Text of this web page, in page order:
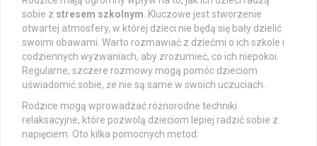
sobie z stresem szkolnym. Kluczowe jest stworzenie
otwartej atmosfery, w której dzieci nie będą się bały dzielić
swoimi obawami. Warto rozmawiać z dziećmi o ich szkole i
codziennych wyzwaniach, aby zrozumieć, co ich niepokoi.
Regularne, szczere rozmowy mogą pomóc dzieciom
uświadomić sobie, że nie są same w swoich uczuciach.
Rodzice mogą wprowadzać różnorodne techniki
relaksacyjne, które pozwolą dzieciom lepiej radzić sobie z
napięciem. Oto kilka pomocnych metod: